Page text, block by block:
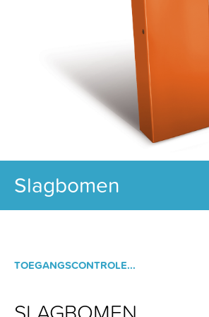
Slagbomen
TOEGANGSCONTROLE...